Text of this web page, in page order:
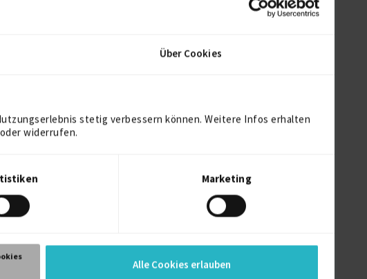
Über Cookies
stetig verbessern können. Weitere Infos erhalten
widerrufen.
Marketing
Alle Cookies erlauben
Verfügbarkeit einsehen